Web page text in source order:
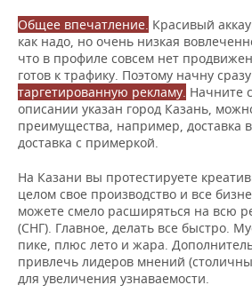
Общее впечатление. Красивый
как надо, но очень низкая
что в профиле совсем нет
готов к трафику. Поэтому начну
таргетированную рекламу. Начните
описании указан город Казань,
преимущества, например, доставка
доставка с примеркой.
На Казани вы протестируете
целом свое производство и все
можете смело расширяться на всю
(СНГ). Главное, делать все быстро.
пике, плюс лето и жара.
привлечь лидеров мнений
для увеличения узнаваемости.